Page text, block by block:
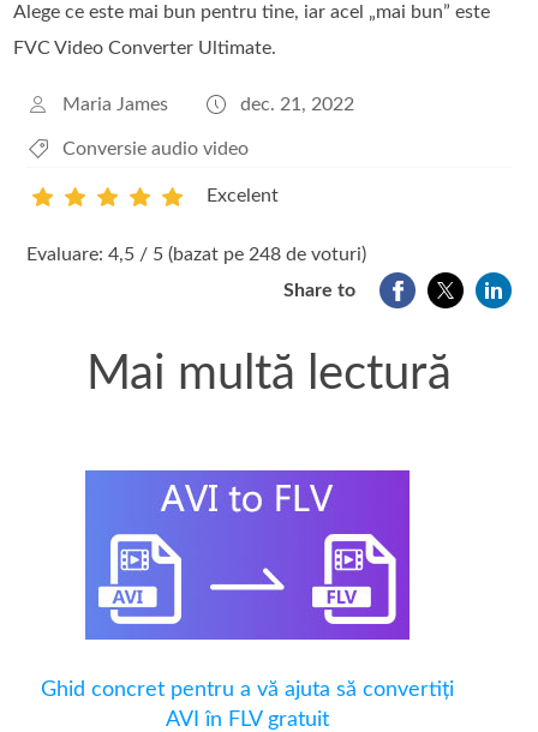
Alege ce este mai bun pentru tine, iar acel „mai bun” este
FVC Video Converter Ultimate.
Maria James dec. 21, 2022
Conversie audio video
Excelent
Evaluare: 4,5 / 5 (bazat pe 248 de voturi)
Share to
Mai multă lectură
Ghid concret pentru a vă ajuta să convertiți
AVI în FLV gratuit